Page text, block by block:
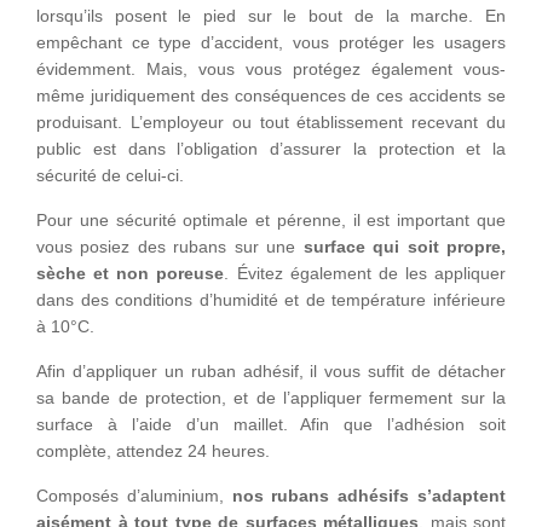
lorsqu’ils posent le pied sur le bout de la marche. En
empêchant ce type d’accident, vous protéger les usagers
évidemment. Mais, vous vous protégez également vous-
même juridiquement des conséquences de ces accidents se
produisant. L’employeur ou tout établissement recevant du
public est dans l’obligation d’assurer la protection et la
sécurité de celui-ci.
Pour une sécurité optimale et pérenne, il est important que
vous posiez des rubans sur une surface qui soit propre,
sèche et non poreuse . Évitez également de les appliquer
dans des conditions d’humidité et de température inférieure
à 10°C.
Afin d’appliquer un ruban adhésif, il vous suffit de détacher
sa bande de protection, et de l’appliquer fermement sur la
surface à l’aide d’un maillet. Afin que l’adhésion soit
complète, attendez 24 heures.
Composés d’aluminium, nos rubans adhésifs s’adaptent
aisément à tout type de surfaces métalliques , mais sont